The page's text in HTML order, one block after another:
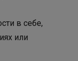
в себе,
или